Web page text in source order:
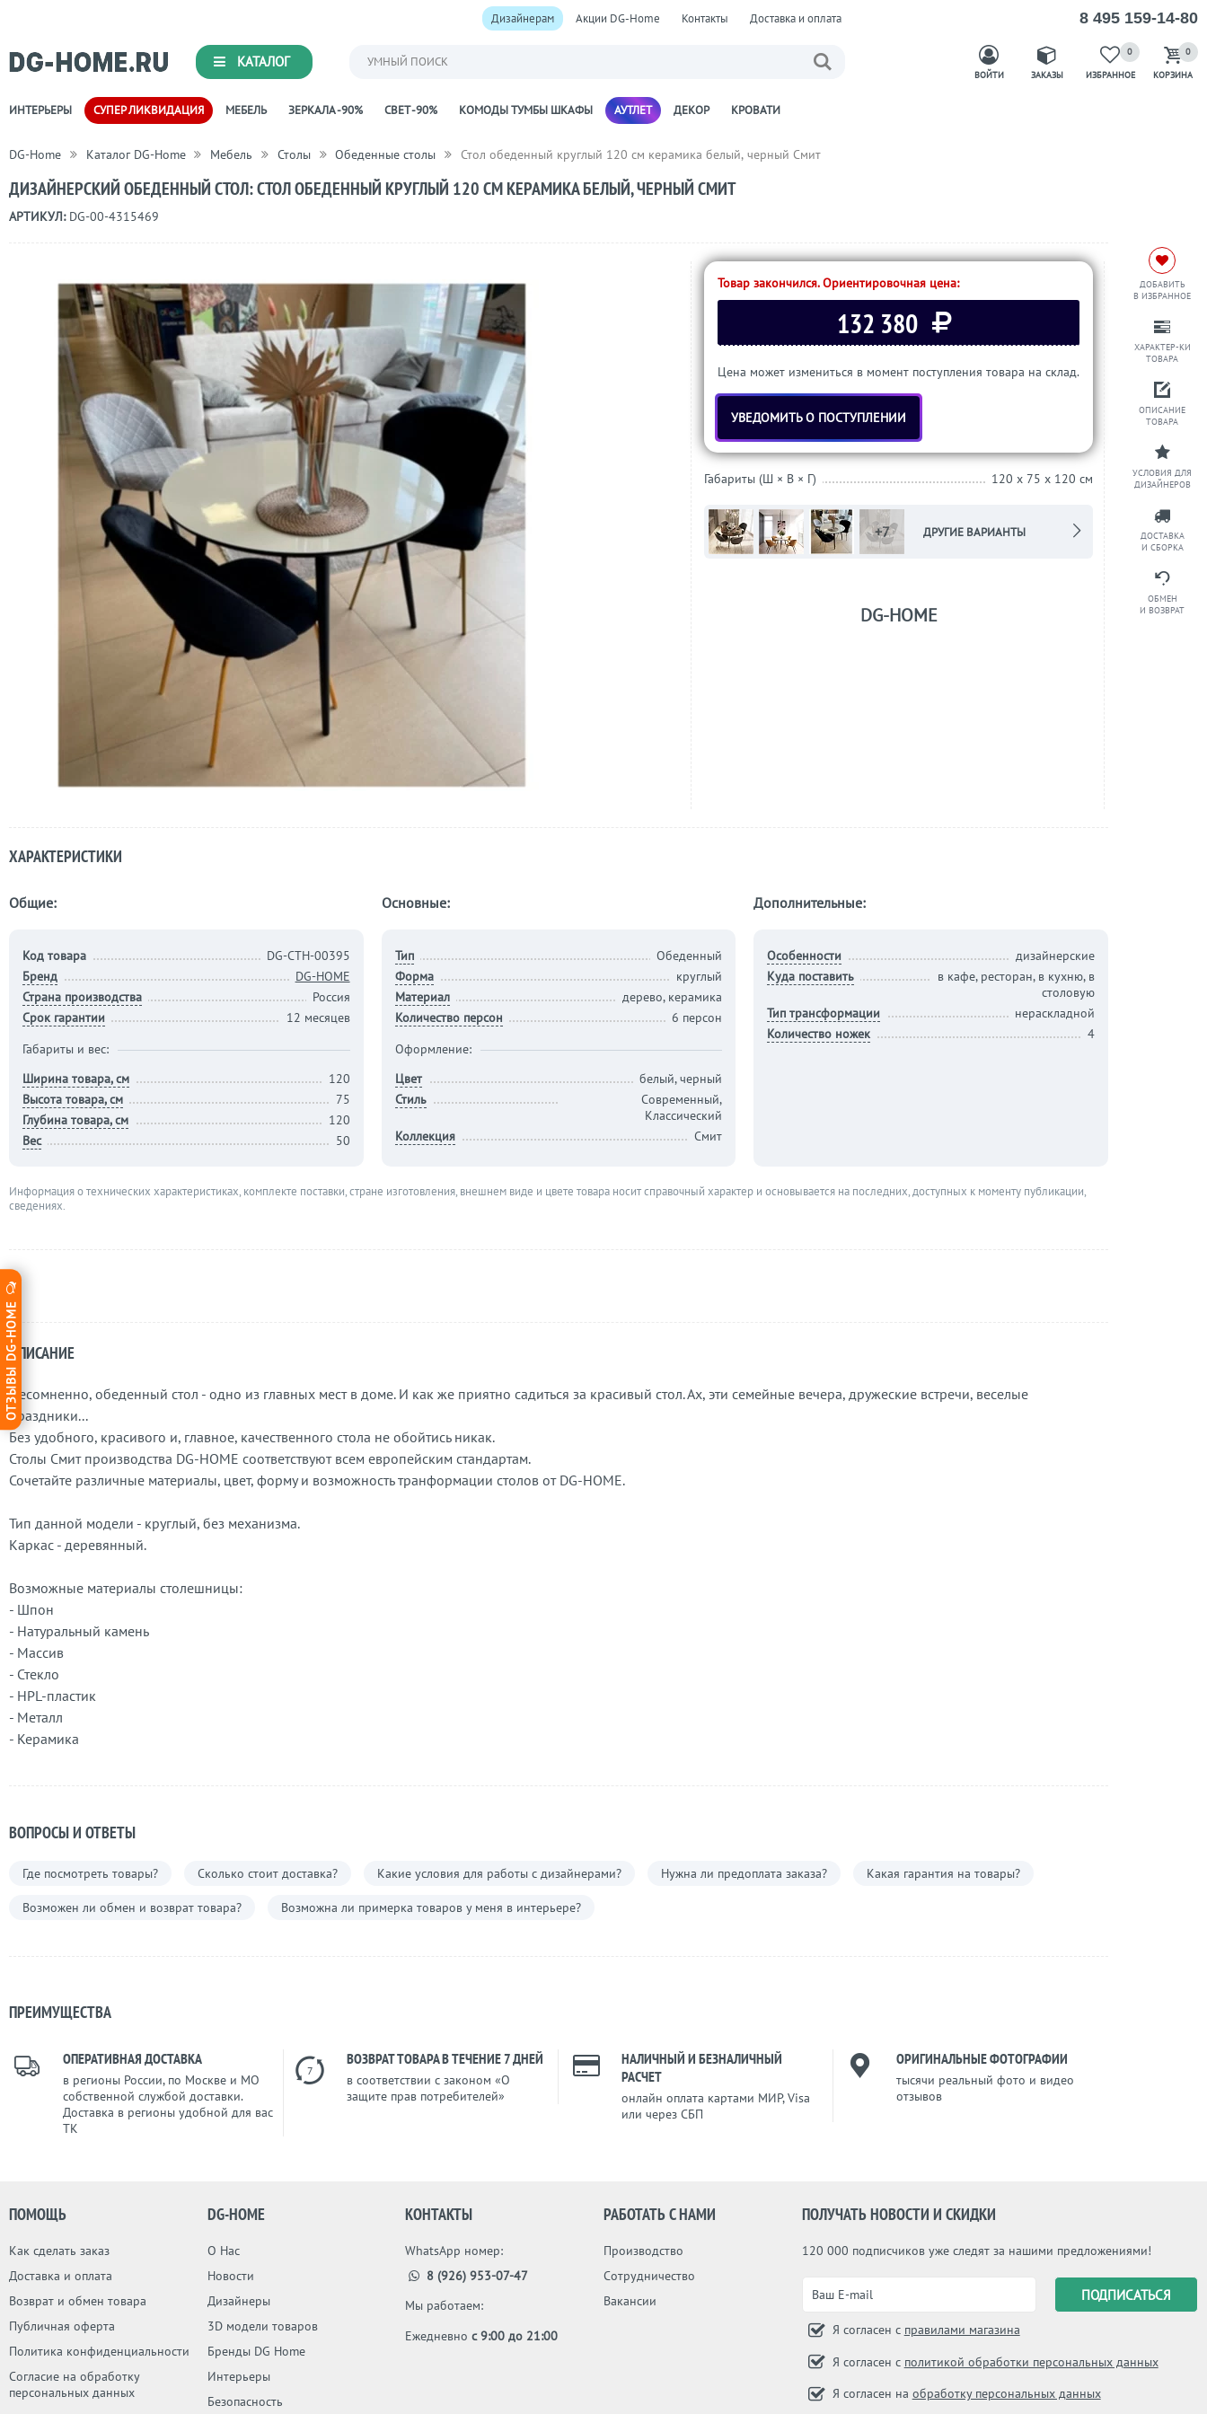
ОТЗЫВЫ DG-HOME
Дизайнерам Акции DG-Home Контакты Доставка и оплата 8 495 159-14-80
КАТАЛОГ УМНЫЙ ПОИСК
ВОЙТИ ЗАКАЗЫ ИЗБРАННОЕ
0
КОРЗИНА
0
ИНТЕРЬЕРЫ СУПЕР ЛИКВИДАЦИЯ МЕБЕЛЬ ЗЕРКАЛА -90% СВЕТ -90% КОМОДЫ ТУМБЫ ШКАФЫ АУТЛЕТ ДЕКОР КРОВАТИ
DG-Home Каталог DG-Home Мебель Столы Обеденные столы Стол обеденный круглый 120 см керамика белый, черный Смит
ДИЗАЙНЕРСКИЙ ОБЕДЕННЫЙ СТОЛ: СТОЛ ОБЕДЕННЫЙ КРУГЛЫЙ 120 СМ КЕРАМИКА БЕЛЫЙ, ЧЕРНЫЙ СМИТ
АРТИКУЛ: DG-00-4315469
ДОБАВИТЬ
В ИЗБРАННОЕ
ХАРАКТЕР-КИ
ТОВАРА
ОПИСАНИЕ
ТОВАРА
УСЛОВИЯ ДЛЯ
ДИЗАЙНЕРОВ
ДОСТАВКА
И СБОРКА
ОБМЕН
И ВОЗВРАТ
Товар закончился. Ориентировочная цена:
132 380
Цена может измениться в момент поступления товара на склад.
УВЕДОМИТЬ О ПОСТУПЛЕНИИ
Габариты (Ш × В × Г) 120 x 75 x 120 см
+7 ДРУГИЕ ВАРИАНТЫ
DG-HOME
ОПИСАНИЕ
Несомненно, обеденный стол - одно из главных мест в доме. И как же приятно садиться за красивый стол. Ах, эти семейные вечера, дружеские встречи, веселые
праздники...
Без удобного, красивого и, главное, качественного стола не обойтись никак.
Столы Смит производства DG-HOME соответствуют всем европейским стандартам.
Сочетайте различные материалы, цвет, форму и возможность транформации столов от DG-HOME.
Тип данной модели - круглый, без механизма.
Каркас - деревянный.
Возможные материалы столешницы:
- Шпон
- Натуральный камень
- Массив
- Стекло
- HPL-пластик
- Металл
- Керамика
ВОПРОСЫ И ОТВЕТЫ
Где посмотреть товары? Сколько стоит доставка? Какие условия для работы с дизайнерами? Нужна ли предоплата заказа? Какая гарантия на товары?
Возможен ли обмен и возврат товара? Возможна ли примерка товаров у меня в интерьере?
ПРЕИМУЩЕСТВА
ОПЕРАТИВНАЯ ДОСТАВКА
в регионы России, по Москве и МО
собственной службой доставки.
Доставка в регионы удобной для вас
ТК
7
ВОЗВРАТ ТОВАРА В ТЕЧЕНИЕ 7 ДНЕЙ
в соответствии с законом «О
защите прав потребителей»
НАЛИЧНЫЙ И БЕЗНАЛИЧНЫЙ
РАСЧЕТ
онлайн оплата картами МИР, Visa
или через СБП
ОРИГИНАЛЬНЫЕ ФОТОГРАФИИ
тысячи реальный фото и видео
отзывов
ХАРАКТЕРИСТИКИ
Общие:
Код товара
DG-CTH-00395
Бренд
DG-HOME
Страна производства
Россия
Срок гарантии
12 месяцев
Габариты и вес:
Ширина товара, см
120
Высота товара, см
75
Глубина товара, см
120
Вес
50
Основные:
Тип
Обеденный
Форма
круглый
Материал
дерево, керамика
Количество персон
6 персон
Оформление:
Цвет
белый, черный
Стиль
Современный,
Классический
Коллекция
Смит
Дополнительные:
Особенности
дизайнерские
Куда поставить
в кафе, ресторан, в кухню, в
столовую
Тип трансформации
нераскладной
Количество ножек
4
Информация о технических характеристиках, комплекте поставки, стране изготовления, внешнем виде и цвете товара носит справочный характер и основывается на последних, доступных к моменту публикации,
сведениях.
ПОЛУЧАТЬ НОВОСТИ И СКИДКИ
120 000 подписчиков уже следят за нашими предложениями!
Я согласен с правилами магазина
Я согласен с политикой обработки персональных данных
Я согласен на обработку персональных данных
ПОМОЩЬ
Как сделать заказ
Доставка и оплата
Возврат и обмен товара
Публичная оферта
Политика конфиденциальности
Согласие на обработку
персональных данных
DG-HOME
О Нас
Новости
Дизайнеры
3D модели товаров
Бренды DG Home
Интерьеры
Безопасность
КОНТАКТЫ
WhatsApp номер:
8 (926) 953-07-47
Мы работаем:
Ежедневнос 9:00 до 21:00
РАБОТАТЬ С НАМИ
Производство
Сотрудничество
Вакансии